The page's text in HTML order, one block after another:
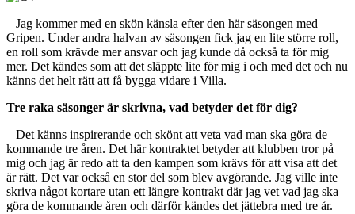
– Jag kommer med en skön känsla efter den här säsongen med
Gripen. Under andra halvan av säsongen fick jag en lite större roll,
en roll som krävde mer ansvar och jag kunde då också ta för mig
mer. Det kändes som att det släppte lite för mig i och med det och nu
känns det helt rätt att få bygga vidare i Villa.
Tre raka säsonger är skrivna, vad betyder det för dig?
– Det känns inspirerande och skönt att veta vad man ska göra de
kommande tre åren. Det här kontraktet betyder att klubben tror på
mig och jag är redo att ta den kampen som krävs för att visa att det
är rätt. Det var också en stor del som blev avgörande. Jag ville inte
skriva något kortare utan ett längre kontrakt där jag vet vad jag ska
göra de kommande åren och därför kändes det jättebra med tre år.